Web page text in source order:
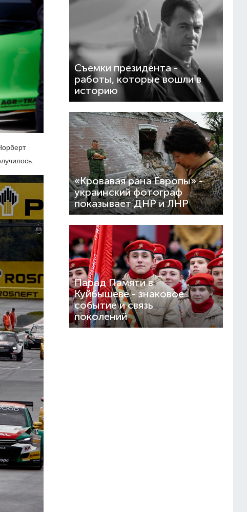
Съемки президента -
работы, которые вошли в
историю
«Кровавая рана Европы» -
украинский фотограф
показывает ДНР и ЛНР
Парад Памяти в
Куйбышеве - знаковое
событие и связь
поколений